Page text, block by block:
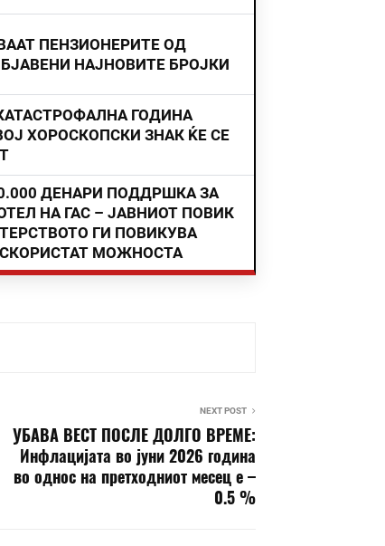
ПЕНЗИОНЕРИТЕ ОД
НАЈНОВИТЕ БРОЈКИ
ГОДИНА
ХОРОСКОПСКИ ЗНАК ЌЕ СЕ
ДЕНАРИ ПОДДРШКА ЗА
НА ГАС – ЈАВНИОТ ПОВИК
ГИ ПОВИКУВА
МОЖНОСТА
NEXT POST
УБАВА ВЕСТ ПОСЛЕ ДОЛГО ВРЕМЕ:
Инфлацијата во јуни 2026 година
во однос на претходниот месец е –
0.5 %